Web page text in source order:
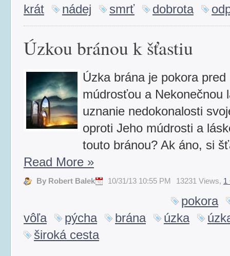
krát
nádej smrť dobrota
Úzkou bránou k šťastiu
Úzka brána je pokora pred
múdrosťou a Nekonečnou
uznanie nedokonalosti
oproti Jeho múdrosti a
touto bránou? Ak áno, si
Read More »
By Robert Balek 10/31/13 10:55 PM 13231 Views, 1
pokora
vôľa
pýcha brána úzka
široká cesta